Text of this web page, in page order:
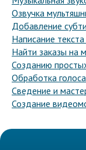
Озвучка
Добавление
Написание текста
Найти заказы на
Созданию
Обработка
Сведение и
Создание